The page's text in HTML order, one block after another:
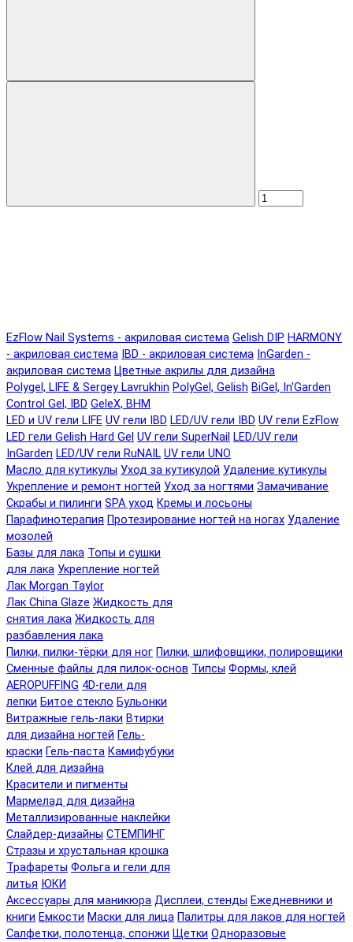
EzFlow Nail Systems - акриловая система Gelish DIP HARMONY
- акриловая система IBD - акриловая система InGarden -
акриловая система Цветные акрилы для дизайна
Polygel, LIFE & Sergey Lavrukhin PolyGel, Gelish BiGel, In'Garden
Control Gel, IBD GeleX, BHM
LED и UV гели LIFE UV гели IBD LED/UV гели IBD UV гели EzFlow
LED гели Gelish Hard Gel UV гели SuperNail LED/UV гели
InGarden LED/UV гели RuNAIL UV гели UNO
Масло для кутикулы Уход за кутикулой Удаление кутикулы
Укрепление и ремонт ногтей Уход за ногтями Замачивание
Скрабы и пилинги SPA уход Кремы и лосьоны
Парафинотерапия Протезирование ногтей на ногах Удаление
мозолей
Базы для лака Топы и сушки
для лака Укрепление ногтей
Лак Morgan Taylor
Лак China Glaze Жидкость для
снятия лака Жидкость для
разбавления лака
Пилки, пилки-тёрки для ног Пилки, шлифовщики, полировщики
Сменные файлы для пилок-основ Типсы Формы, клей
AEROPUFFING 4D-гели для
лепки Битое стекло Бульонки
Витражные гель-лаки Втирки
для дизайна ногтей Гель-
краски Гель-паста Камифубуки
Клей для дизайна
Красители и пигменты
Мармелад для дизайна
Металлизированные наклейки
Слайдер-дизайны СТЕМПИНГ
Стразы и хрустальная крошка
Трафареты Фольга и гели для
литья ЮКИ
Аксессуары для маникюра Дисплеи, стенды Ежедневники и
книги Емкости Маски для лица Палитры для лаков для ногтей
Салфетки, полотенца, спонжи Щетки Одноразовые